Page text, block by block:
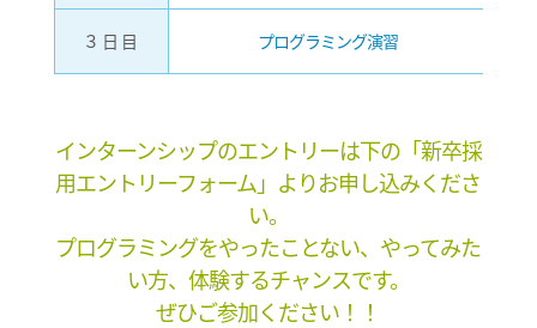
３日目 プログラミング演習
インターンシップのエントリーは下の「新卒採
用エントリーフォーム」よりお申し込みくださ
い。
プログラミングをやったことない、やってみた
い方、体験するチャンスです。
ぜひご参加ください！！